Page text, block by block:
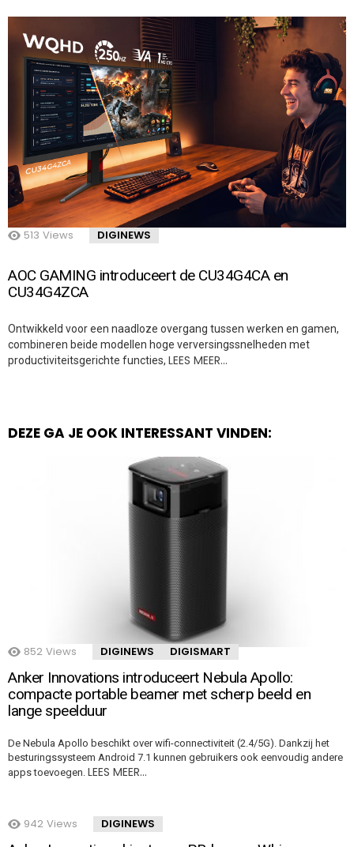
513 Views DIGINEWS
AOC GAMING introduceert de CU34G4CA en
CU34G4ZCA
Ontwikkeld voor een naadloze overgang tussen werken en gamen,
combineren beide modellen hoge verversingssnelheden met
productiviteitsgerichte functies, LEES MEER…
DEZE GA JE OOK INTERESSANT VINDEN:
852 Views DIGINEWS DIGISMART
Anker Innovations introduceert Nebula Apollo:
compacte portable beamer met scherp beeld en
lange speelduur
De Nebula Apollo beschikt over wifi-connectiviteit (2.4/5G). Dankzij het
besturingssysteem Android 7.1 kunnen gebruikers ook eenvoudig andere
apps toevoegen. LEES MEER…
942 Views DIGINEWS